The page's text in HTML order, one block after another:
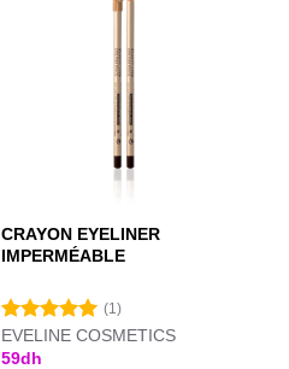
CRAYON EYELINER
IMPERMÉABLE
Note 5.00
sur 5
(1)
EVELINE COSMETICS
59dh